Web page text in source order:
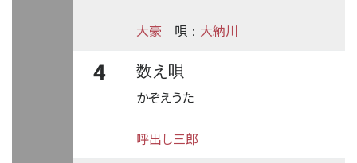
大豪 唄 ： 大納川
4
数え唄
かぞえうた
呼出し三郎